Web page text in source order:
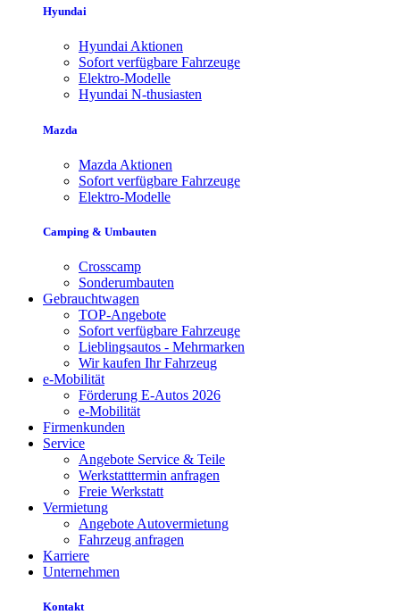
Hyundai
Hyundai Aktionen
Sofort verfügbare Fahrzeuge
Elektro-Modelle
Hyundai N-thusiasten
Mazda
Mazda Aktionen
Sofort verfügbare Fahrzeuge
Elektro-Modelle
Camping & Umbauten
Crosscamp
Sonderumbauten
Gebrauchtwagen
TOP-Angebote
Sofort verfügbare Fahrzeuge
Lieblingsautos - Mehrmarken
Wir kaufen Ihr Fahrzeug
e-Mobilität
Förderung E-Autos 2026
e-Mobilität
Firmenkunden
Service
Angebote Service & Teile
Werkstatttermin anfragen
Freie Werkstatt
Vermietung
Angebote Autovermietung
Fahrzeug anfragen
Karriere
Unternehmen
Kontakt